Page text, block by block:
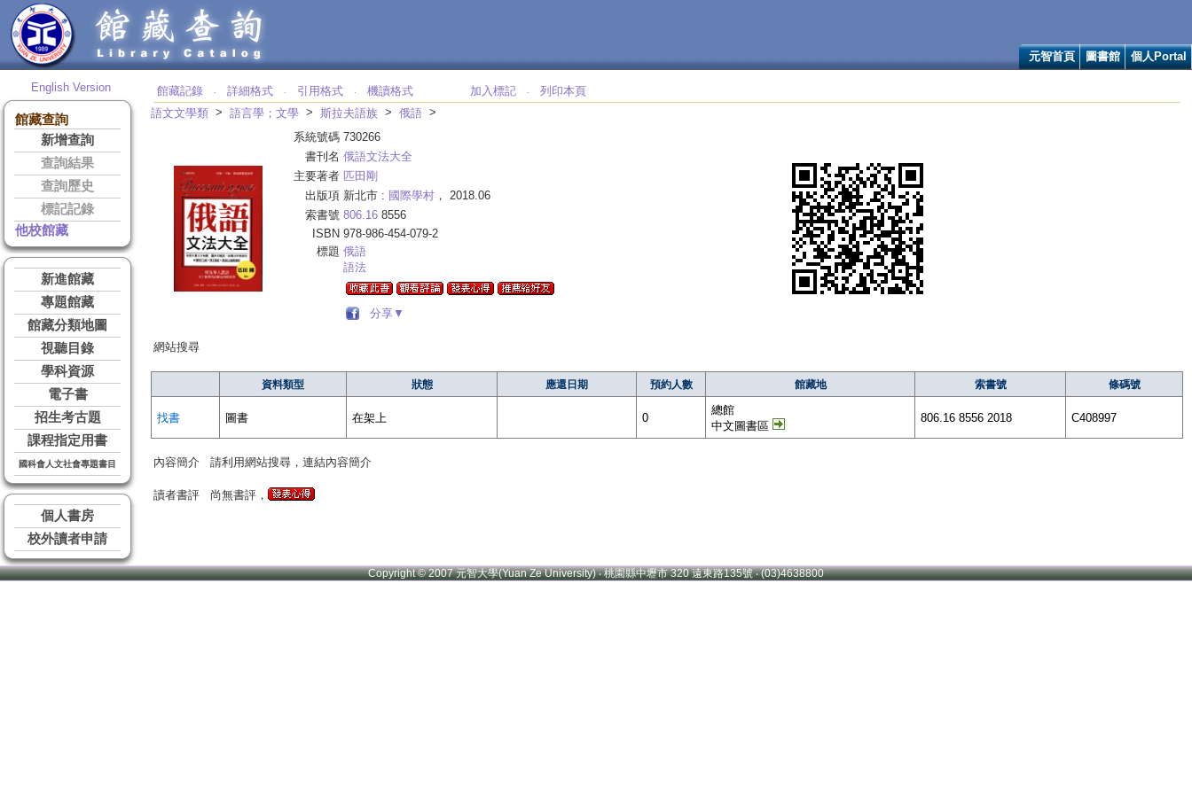
元智首頁 圖書館 個人Portal
English Version
館藏查詢
新增查詢
查詢結果
查詢歷史
標記記錄
他校館藏
新進館藏
專題館藏
館藏分類地圖
視聽目錄
學科資源
電子書
招生考古題
課程指定用書
國科會人文社會專題書目
個人書房
校外讀者申請
館藏記錄 ‧ 詳細格式 ‧ 引用格式 ‧ 機讀格式 加入標記 ‧
列印本頁
語文文學類 > 語言學；文學 > 斯拉夫語族 > 俄語 >
系統號碼 730266
書刊名 俄語文法大全
主要著者 匹田剛
出版項 新北市 : 國際學村 ， 2018.06
索書號 806.16 8556
ISBN 978-986-454-079-2
標題 俄語
語法
分享▼
網站搜尋
資料類型 狀態 應還日期 預約人數 館藏地 索書號 條碼號
找書 圖書 在架上 0
總館
中文圖書區
806.16 8556 2018 C408997
內容簡介 請利用網站搜尋，連結內容簡介
讀者書評 尚無書評，
Copyright © 2007 元智大學(Yuan Ze University) ‧ 桃園縣中壢市 320 遠東路135號 ‧ (03)4638800